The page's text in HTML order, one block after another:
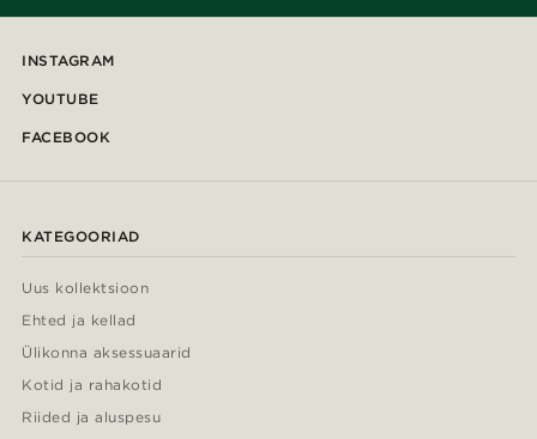
INSTAGRAM
YOUTUBE
FACEBOOK
KATEGOORIAD
Uus kollektsioon
Ehted ja kellad
Ülikonna aksessuaarid
Kotid ja rahakotid
Riided ja aluspesu